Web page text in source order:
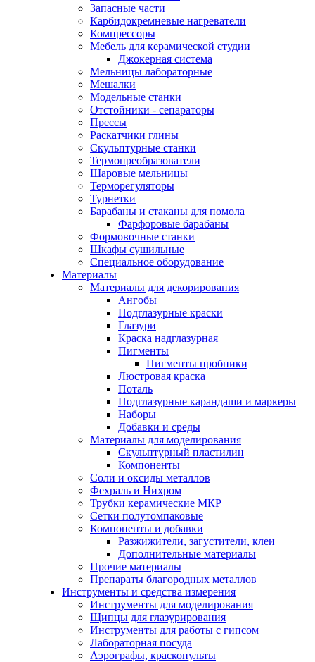
Запасные части
Карбидокремневые нагреватели
Компрессоры
Мебель для керамической студии
Джокерная система
Мельницы лабораторные
Мешалки
Модельные станки
Отстойники - сепараторы
Прессы
Раскатчики глины
Скульптурные станки
Термопреобразователи
Шаровые мельницы
Терморегуляторы
Турнетки
Барабаны и стаканы для помола
Фарфоровые барабаны
Формовочные станки
Шкафы сушильные
Специальное оборудование
Материалы
Материалы для декорирования
Ангобы
Подглазурные краски
Глазури
Краска надглазурная
Пигменты
Пигменты пробники
Люстровая краска
Поталь
Подглазурные карандаши и маркеры
Наборы
Добавки и среды
Материалы для моделирования
Скульптурный пластилин
Компоненты
Соли и оксиды металлов
Фехраль и Нихром
Трубки керамические МКР
Сетки полутомпаковые
Компоненты и добавки
Разжижители, загустители, клеи
Дополнительные материалы
Прочие материалы
Препараты благородных металлов
Инструменты и средства измерения
Инструменты для моделирования
Щипцы для глазурирования
Инструменты для работы с гипсом
Лабораторная посуда
Аэрографы, краскопульты